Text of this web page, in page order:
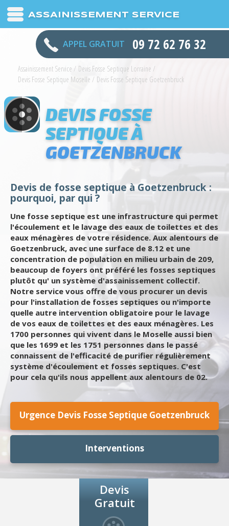
ASSAINISSEMENT SERVICE
APPEL GRATUIT 09 72 62 76 32
Assainissement Service / Devis Fosse Septique Lorraine /
Devis Fosse Septique Moselle / Devis Fosse Septique Goetzenbruck
DEVIS FOSSE
SEPTIQUE À
GOETZENBRUCK
Devis de fosse septique à Goetzenbruck :
pourquoi, par qui ?
Une fosse septique est une infrastructure qui permet
l'écoulement et le lavage des eaux de toilettes et des
eaux ménagères de votre résidence. Aux alentours de
Goetzenbruck, avec une surface de 8.12 et une
concentration de population en milieu urbain de 209,
beaucoup de foyers ont préféré les fosses septiques
plutôt qu' un système d'assainissement collectif.
Notre service vous offre de vous procurer un devis
pour l'installation de fosses septiques ou n'importe
quelle autre intervention obligatoire pour le lavage
de vos eaux de toilettes et des eaux ménagères. Les
1700 personnes qui vivent dans le Moselle aussi bien
que les 1699 et les 1751 personnes dans le passé
connaissent de l'efficacité de purifier régulièrement
système d'écoulement et fosses septiques. C'est
pour cela qu'ils nous appellent aux alentours de 02.
Urgence Devis Fosse Septique Goetzenbruck
Interventions
Devis
Gratuit